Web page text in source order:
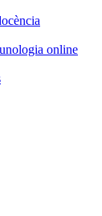
online